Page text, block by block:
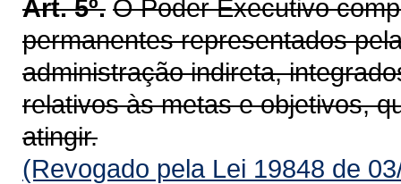
Art. 5º. O Poder Executivo
permanentes representados
administração indireta,
relativos às metas e objetivos,
atingir.
(Revogado pela Lei 19848 de